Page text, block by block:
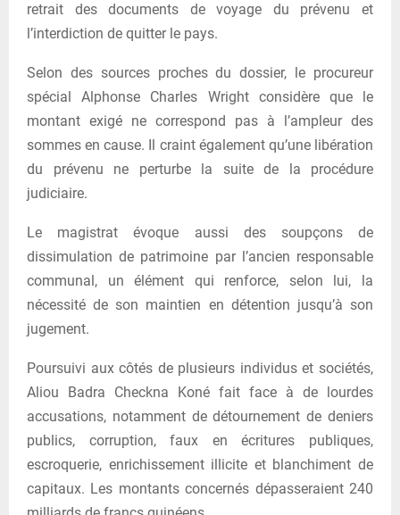
retrait des documents de voyage du prévenu et
l’interdiction de quitter le pays.
Selon des sources proches du dossier, le procureur
spécial Alphonse Charles Wright considère que le
montant exigé ne correspond pas à l’ampleur des
sommes en cause. Il craint également qu’une libération
du prévenu ne perturbe la suite de la procédure
judiciaire.
Le magistrat évoque aussi des soupçons de
dissimulation de patrimoine par l’ancien responsable
communal, un élément qui renforce, selon lui, la
nécessité de son maintien en détention jusqu’à son
jugement.
Poursuivi aux côtés de plusieurs individus et sociétés,
Aliou Badra Checkna Koné fait face à de lourdes
accusations, notamment de détournement de deniers
publics, corruption, faux en écritures publiques,
escroquerie, enrichissement illicite et blanchiment de
capitaux. Les montants concernés dépasseraient 240